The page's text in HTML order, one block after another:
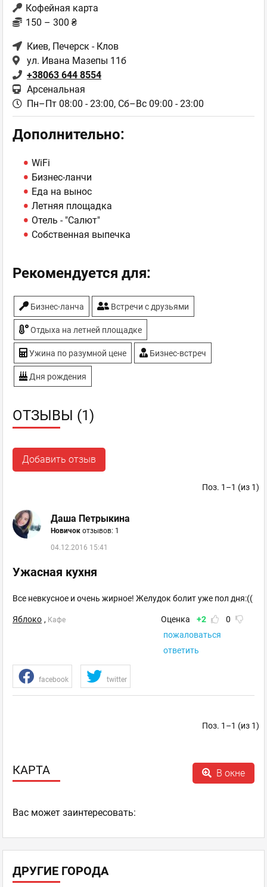
Кофейная карта
150 – 300 ₴
Киев, Печерск - Клов
ул. Ивана Мазепы 11б
+38063 644 8554
Арсенальная
Пн–Пт 08:00 - 23:00, Сб–Вс 09:00 - 23:00
Дополнительно:
WiFi
Бизнес-ланчи
Еда на вынос
Летняя площадка
Отель - "Салют"
Собственная выпечка
Рекомендуется для:
Бизнес-ланча Встречи с друзьями
Отдыха на летней площадке
Ужина по разумной цене Бизнес-встреч
Дня рождения
ОТЗЫВЫ (1)
Добавить отзыв
Поз. 1–1 (из 1)
Даша Петрыкина
Новичок отзывов: 1
04.12.2016 15:41
Ужасная кухня
Все невкусное и очень жирное! Желудок болит уже пол дня:((
Яблоко , Кафе Оценка +2
0
пожаловаться
ответить
facebook twitter
Поз. 1–1 (из 1)
КАРТА В окне
Ваc может заинтересовать:
ДРУГИЕ ГОРОДА